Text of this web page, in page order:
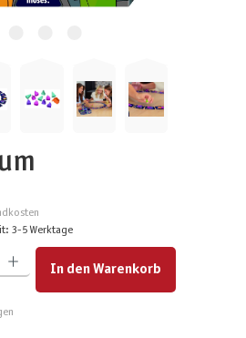
3-5 Werktage
Wert ein oder benutze die Schaltflächen um die Anzahl zu
In den Warenkorb